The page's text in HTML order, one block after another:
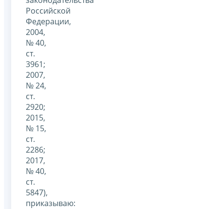
Российской
Федерации,
2004,
№ 40,
ст.
3961;
2007,
№ 24,
ст.
2920;
2015,
№ 15,
ст.
2286;
2017,
№ 40,
ст.
5847),
приказываю: